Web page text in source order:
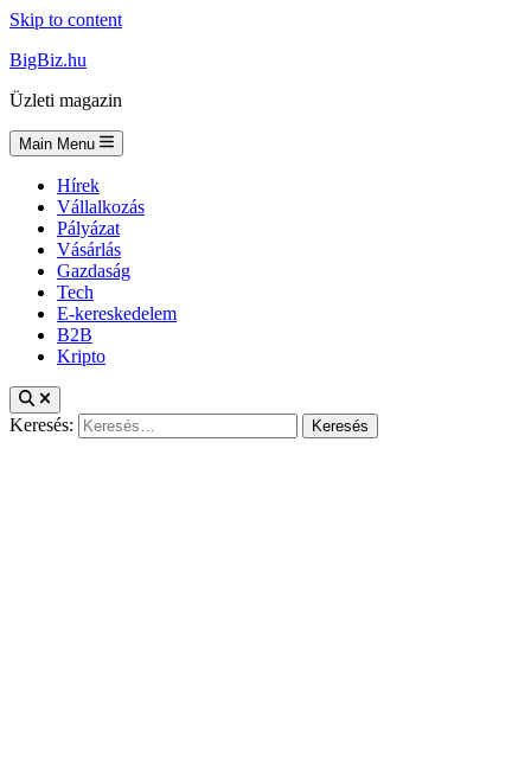
Skip to content
BigBiz.hu
Üzleti magazin
Main Menu
Hírek
Vállalkozás
Pályázat
Vásárlás
Gazdaság
Tech
E-kereskedelem
B2B
Kripto
Keresés: